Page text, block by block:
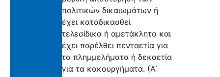
πολιτικών δικαιωμάτων ή
έχει καταδικασθεί
τελεσίδικα ή αμετάκλητα και
έχει παρέλθει πενταετία για
τα πλημμελήματα ή δεκαετία
για τα κακουργήματα. (Α΄